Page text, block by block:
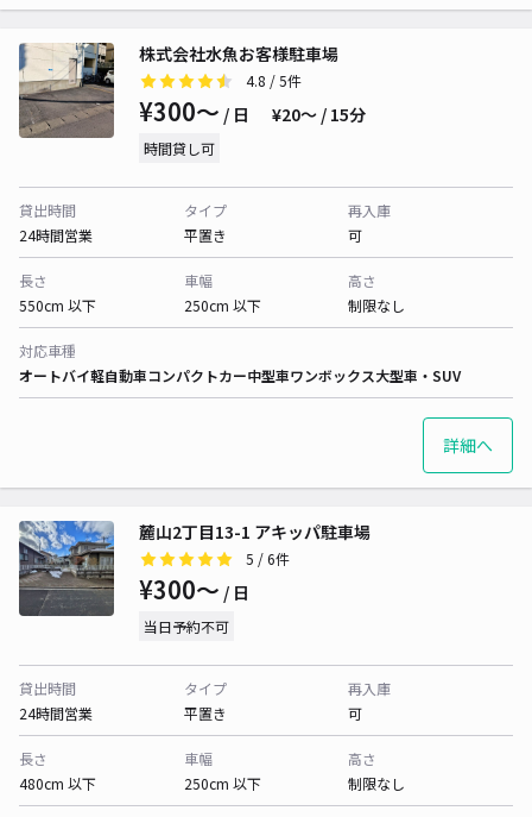
株式会社水魚お客様駐車場
4.8 / 5件
¥300〜 / 日 ¥20〜 / 15分
時間貸し可
貸出時間
24時間営業
タイプ
平置き
再入庫
可
長さ
550cm 以下
車幅
250cm 以下
高さ
制限なし
対応車種
オートバイ軽自動車コンパクトカー中型車ワンボックス大型車・SUV
詳細へ
麓山2丁目13-1 アキッパ駐車場
5 / 6件
¥300〜 / 日
当日予約不可
貸出時間
24時間営業
タイプ
平置き
再入庫
可
長さ
480cm 以下
車幅
250cm 以下
高さ
制限なし